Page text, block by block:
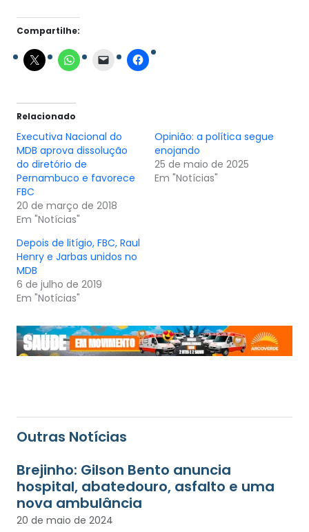
Compartilhe:
Relacionado
Executiva Nacional do
MDB aprova dissolução
do diretório de
Pernambuco e favorece
FBC
20 de março de 2018
Em "Notícias"
Opinião: a política segue
enojando
25 de maio de 2025
Em "Notícias"
Depois de litígio, FBC, Raul
Henry e Jarbas unidos no
MDB
6 de julho de 2019
Em "Notícias"
Outras Notícias
Brejinho: Gilson Bento anuncia
hospital, abatedouro, asfalto e uma
nova ambulância
20 de maio de 2024